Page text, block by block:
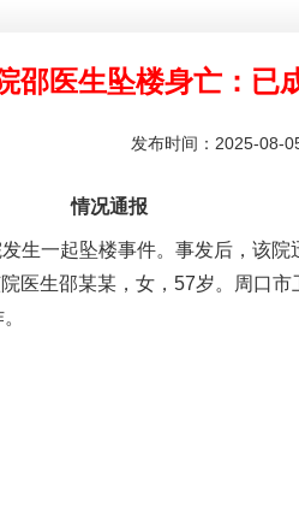
邵医生坠楼身亡：已
发布时间：2025-08-
情况通报
一起坠楼事件。事发后，该院
医生邵某某，女，57岁。周口